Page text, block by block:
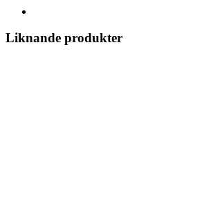
Liknande produkter